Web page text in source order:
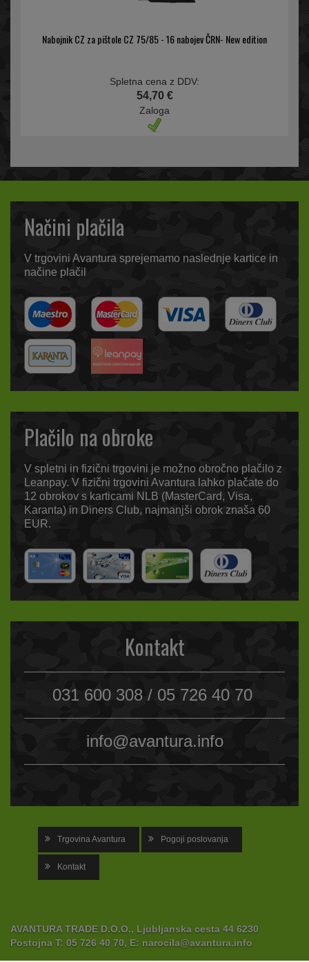
Nabojnik CZ za pištole CZ 75/85 - 16 nabojev ČRN- New edition
Spletna cena z DDV:
54,70 €
Zaloga
Načini plačila
V trgovini Avantura sprejemamo naslednje kartice in
načine plačil
Plačilo na obroke
V spletni in fizični trgovini je možno obročno plačilo z
Leanpay. V fizični trgovini Avantura lahko plačate do
12 obrokov s karticami NLB (MasterCard, Visa,
Karanta) in Diners Club, najmanjši obrok znaša 60
EUR.
Kontakt
031 600 308 / 05 726 40 70
info@avantura.info
Trgovina Avantura Pogoji poslovanja
Kontakt
AVANTURA TRADE D.O.O., Ljubljanska cesta 44 6230
Postojna T: 05 726 40 70, E: narocila@avantura.info